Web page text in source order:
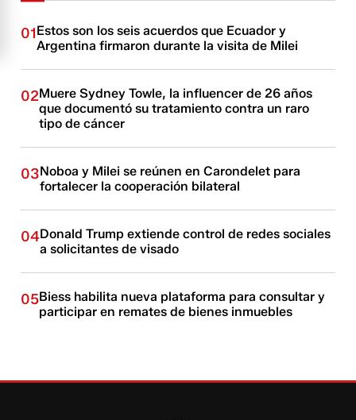
01Estos son los seis acuerdos que Ecuador y
Argentina firmaron durante la visita de Milei
02Muere Sydney Towle, la influencer de 26 años
que documentó su tratamiento contra un raro
tipo de cáncer
03Noboa y Milei se reúnen en Carondelet para
fortalecer la cooperación bilateral
04Donald Trump extiende control de redes sociales
a solicitantes de visado
05Biess habilita nueva plataforma para consultar y
participar en remates de bienes inmuebles